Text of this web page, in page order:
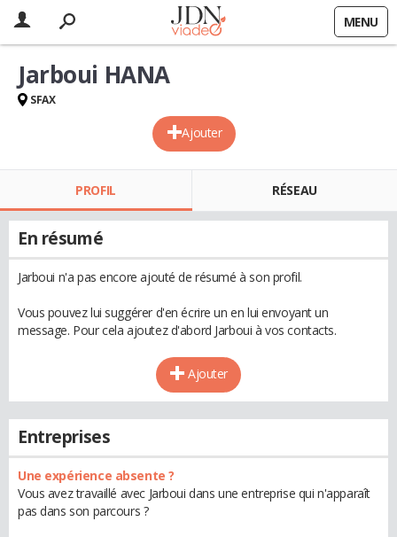
MENU
Ajouter
Jarboui HANA
SFAX
PROFIL RÉSEAU
En résumé
Jarboui n'a pas encore ajouté de résumé à son profil.
Vous pouvez lui suggérer d'en écrire un en lui envoyant un
message. Pour cela ajoutez d'abord Jarboui à vos contacts.
Ajouter
Entreprises
Une expérience absente ?
Vous avez travaillé avec Jarboui dans une entreprise qui n'apparaît
pas dans son parcours ?